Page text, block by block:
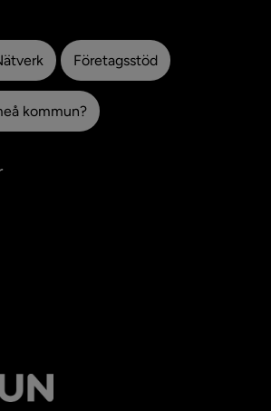
Företagsstöd
kommun?